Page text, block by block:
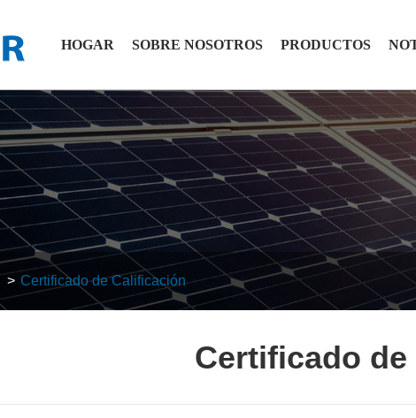
HOGAR SOBRE NOSOTROS PRODUCTOS
Certificado de Calificación
Certificado